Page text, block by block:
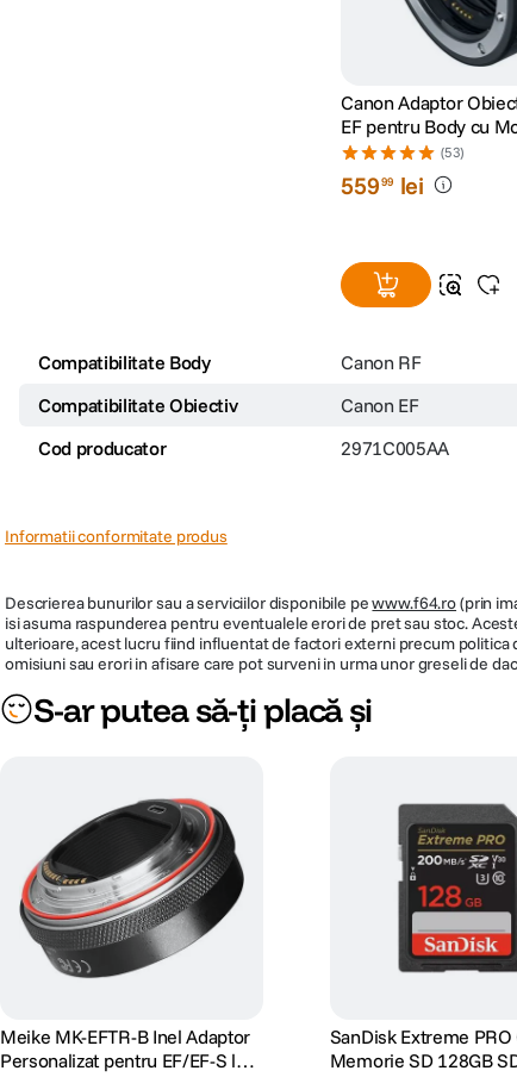
Canon Adaptor
EF pentru Body cu
(53)
55999 lei
Compatibilitate Body Canon RF
Compatibilitate Obiectiv
Canon EF
Cod producator
2971C005AA
Informatii conformitate produs
Descrierea bunurilor sau a serviciilor disponibile pewww.f64.ro(prin
isi asuma raspunderea pentru eventualele erori de pret sau stoc.
ulterioare, acest lucru fiind influentat de factori externi precum
omisiuni sau erori in afisare care pot surveni in urma unor greseli de
S-ar putea să-ți placă și
Meike MK-EFTR-B Inel Adaptor
Personalizat pentru EF/EF-S la
SanDisk Extreme PRO
Memorie SD 128GB